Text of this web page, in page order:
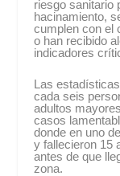
riesgo sanitario
hacinamiento,
cumplen con el
o han recibido
indicadores
Las
cada seis
adultos
casos
donde en uno
y fallecieron 15
antes de que
zona.